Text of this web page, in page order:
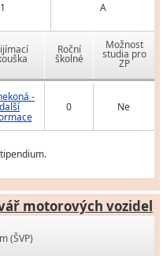
1 A
Roční
školné
Možnost
studia pro
ZP
-
další 0 Ne
motorových vozidel
(ŠVP)